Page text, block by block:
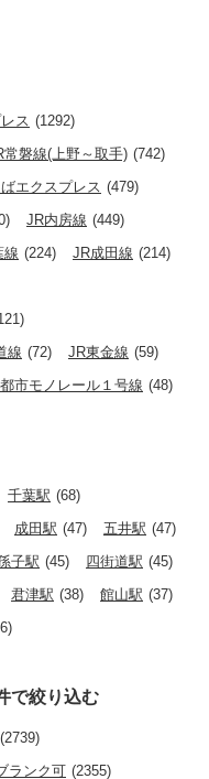
ス (1292)
常磐線(上野～取手) (742)
エクスプレス (479)
JR内房線 (449)
線 (224) JR成田線 (214)
線 (72) JR東金線 (59)
市モノレール１号線 (48)
千葉駅 (68)
成田駅 (47) 五井駅 (47)
子駅 (45) 四街道駅 (45)
君津駅 (38) 館山駅 (37)
で絞り込む
(2739)
ランク可 (2355)